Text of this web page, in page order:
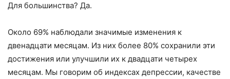
Для большинства? Да.
Около 69% наблюдали значимые изменения к
двенадцати месяцам. Из них более 80% сохранили эти
достижения или улучшили их к двадцати четырех
месяцам. Мы говорим об индексах депрессии, качестве